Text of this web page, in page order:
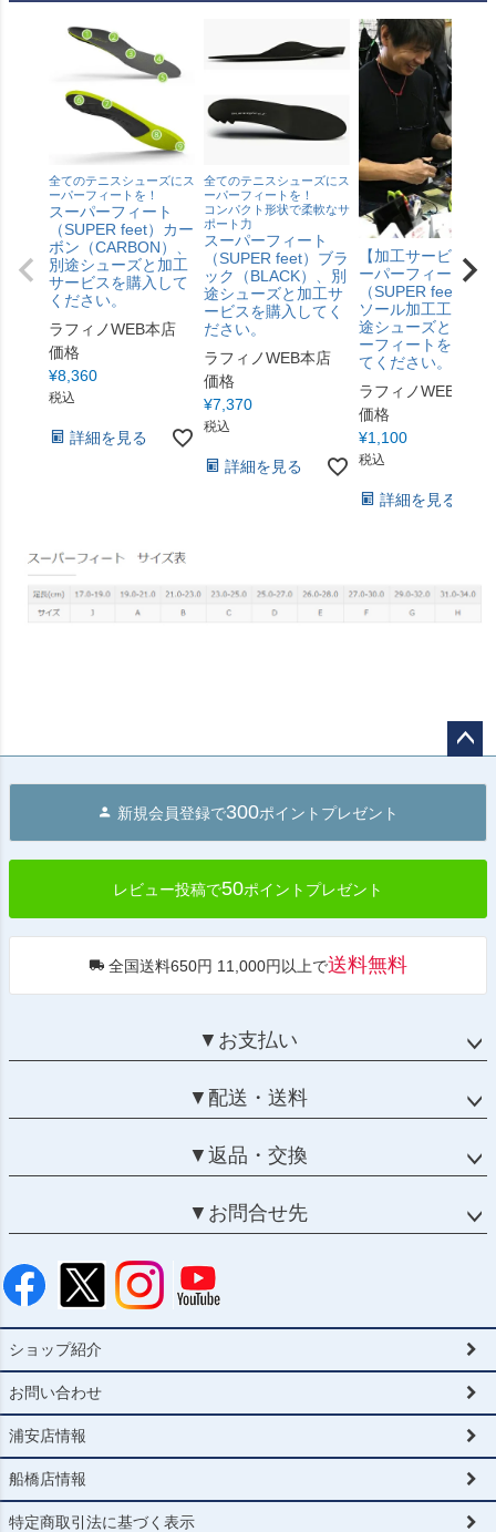
全てのテニスシューズにス
ーパーフィートを！
スーパーフィート
（SUPER feet）カー
ボン（CARBON）、
別途シューズと加工
サービスを購入して
ください。
ラフィノWEB本店
価格
¥8,360
税込
詳細を見る
全てのテニスシューズにス
ーパーフィートを！
コンパクト形状で柔軟なサ
ポート力
スーパーフィート
（SUPER feet）ブラ
ック（BLACK）、別
途シューズと加工サ
ービスを購入してく
ださい。
ラフィノWEB本店
価格
¥7,370
税込
詳細を見る
【加工サービス】
ーパーフィート
（SUPER feet）イ
ソール加工工賃、
途シューズとスー
ーフィートを購入
てください。
ラフィノWEB本店
価格
¥1,100
税込
詳細を見る
へ
新規会員登録で300ポイントプレゼント
レビュー投稿で50ポイントプレゼント
全国送料650円 11,000円以上で送料無料
▼お支払い
▼配送・送料
▼返品・交換
▼お問合せ先
ショップ紹介
お問い合わせ
浦安店情報
船橋店情報
特定商取引法に基づく表示